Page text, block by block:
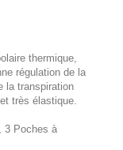
thermique,
régulation de la
la transpiration
très élastique.
3 Poches à